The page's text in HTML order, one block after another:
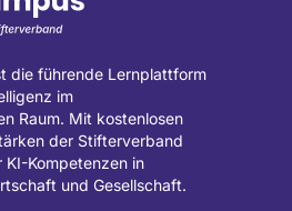
die führende Lernplattform
im
Raum. Mit kostenlosen
der Stifterverband
KI-Kompetenzen in
und Gesellschaft.